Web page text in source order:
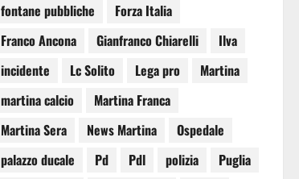
fontane pubbliche
Forza Italia
Franco Ancona
Gianfranco Chiarelli
Ilva
incidente
Lc Solito Lega pro
Martina
martina calcio
Martina Franca
Martina Sera
News Martina
Ospedale
palazzo ducale
Pd Pdl polizia
Puglia